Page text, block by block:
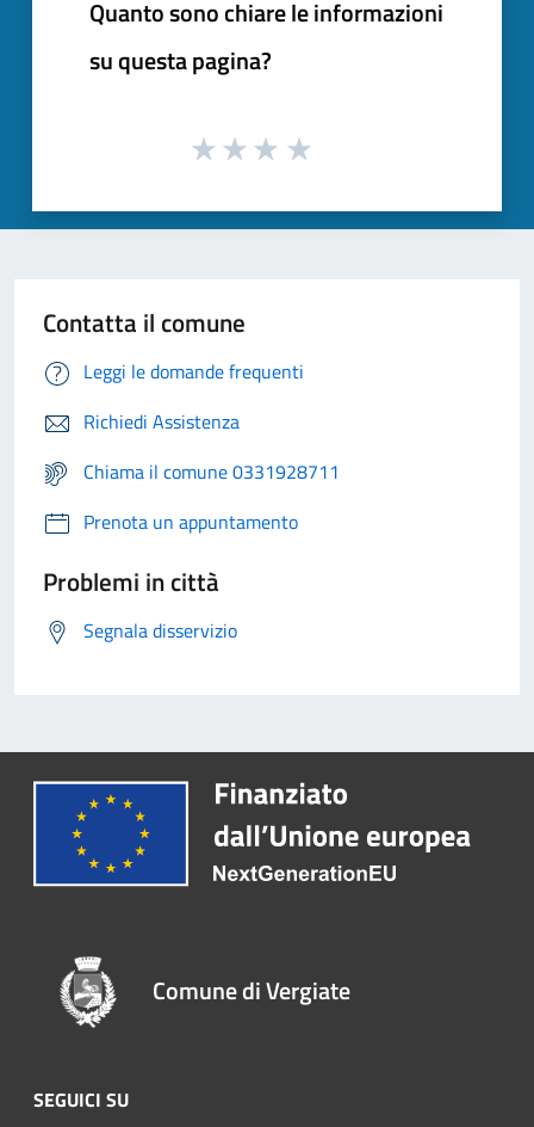
Quanto sono chiare le informazioni
su questa pagina?
Contatta il comune
Leggi le domande frequenti
Richiedi Assistenza
Chiama il comune 0331928711
Prenota un appuntamento
Problemi in città
Segnala disservizio
Comune di Vergiate
SEGUICI SU